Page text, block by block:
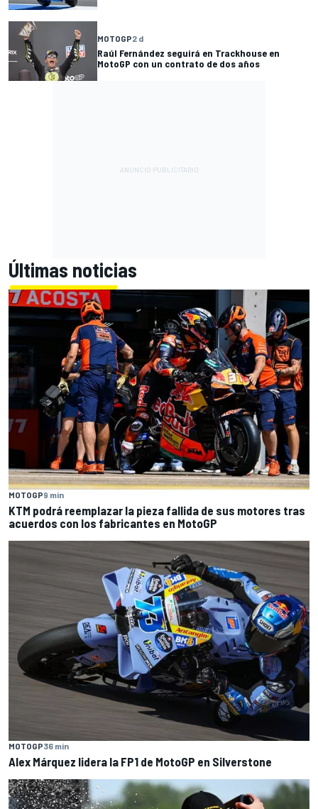
MOTOGP2 d
Raúl Fernández seguirá en Trackhouse en
MotoGP con un contrato de dos años
Últimas noticias
MOTOGP9 min
KTM podrá reemplazar la pieza fallida de sus motores tras
acuerdos con los fabricantes en MotoGP
MOTOGP36 min
Alex Márquez lidera la FP1 de MotoGP en Silverstone